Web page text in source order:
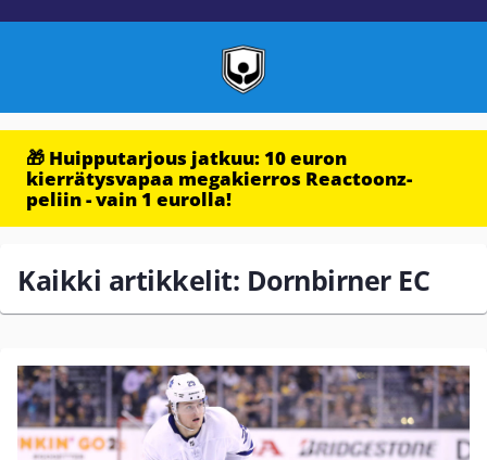
🎁 Huipputarjous jatkuu: 10 euron
kierrätysvapaa megakierros Reactoonz-
peliin - vain 1 eurolla!
Kaikki artikkelit: Dornbirner EC